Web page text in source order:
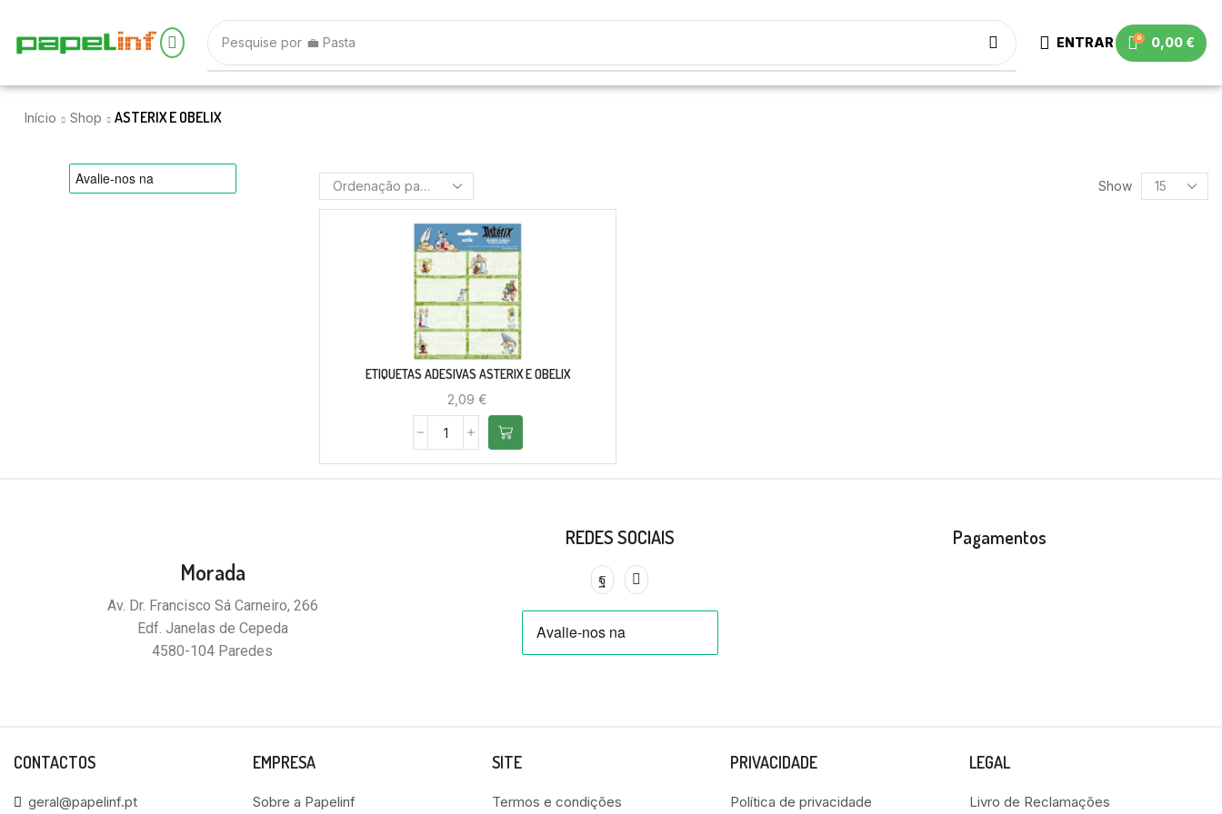
Pesquise por 💼 Pasta ENTRAR 0 0,00 €
Início Shop ASTERIX E OBELIX
Show
ETIQUETAS ADESIVAS ASTERIX E OBELIX
2,09€
Morada
Av. Dr. Francisco Sá Carneiro, 266
Edf. Janelas de Cepeda
4580-104 Paredes
REDES SOCIAIS Pagamentos
CONTACTOS
geral@papelinf.pt
EMPRESA
Sobre a Papelinf
SITE
Termos e condições
PRIVACIDADE
Política de privacidade
LEGAL
Livro de Reclamações